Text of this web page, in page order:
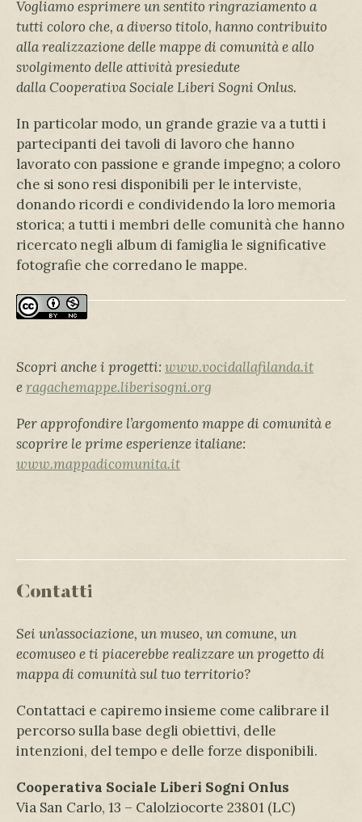
Vogliamo esprimere un sentito ringraziamento a
tutti coloro che, a diverso titolo, hanno contribuito
alla realizzazione delle mappe di comunità e allo
svolgimento delle attività presiedute
dallaCooperativa Sociale Liberi Sogni Onlus.
In particolar modo, un grande grazie va a tutti i
partecipanti dei tavoli di lavoro che hanno
lavorato con passione e grande impegno; a coloro
che si sono resi disponibili per le interviste,
donando ricordi e condividendo la loro memoria
storica; a tutti i membri delle comunità che hanno
ricercato negli album di famiglia le significative
fotografie che corredano le mappe.
Scopri anche i progetti: www.vocidallafilanda.it
eragachemappe.liberisogni.org
Per approfondire l’argomento mappe di comunità e
scoprire le prime esperienze italiane:
www.mappadicomunita.it
Contatti
Sei un’associazione, un museo, un comune, un
ecomuseo e ti piacerebbe realizzare un progetto di
mappa di comunità sul tuo territorio?
Contattaci e capiremo insieme come calibrare il
percorso sulla base degli obiettivi, delle
intenzioni, del tempo e delle forze disponibili.
Cooperativa Sociale Liberi Sogni Onlus
Via San Carlo, 13 – Calolziocorte 23801 (LC)